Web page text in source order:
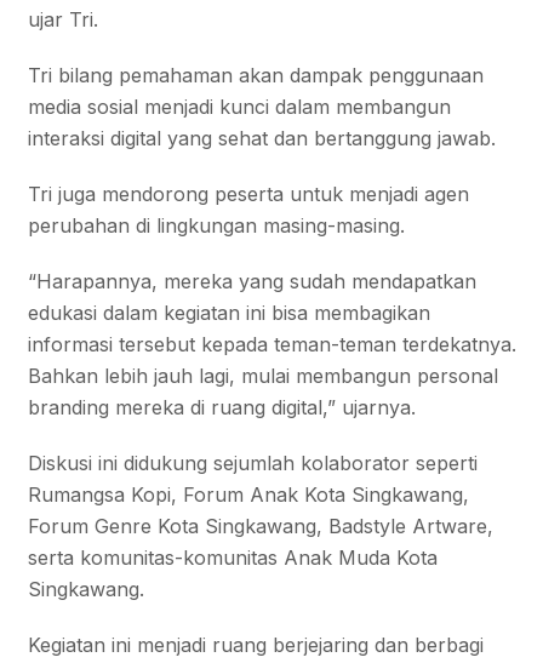
ujar Tri.
Tri bilang pemahaman akan dampak penggunaan
media sosial menjadi kunci dalam membangun
interaksi digital yang sehat dan bertanggung jawab.
Tri juga mendorong peserta untuk menjadi agen
perubahan di lingkungan masing-masing.
“Harapannya, mereka yang sudah mendapatkan
edukasi dalam kegiatan ini bisa membagikan
informasi tersebut kepada teman-teman terdekatnya.
Bahkan lebih jauh lagi, mulai membangun personal
branding mereka di ruang digital,” ujarnya.
Diskusi ini didukung sejumlah kolaborator seperti
Rumangsa Kopi, Forum Anak Kota Singkawang,
Forum Genre Kota Singkawang, Badstyle Artware,
serta komunitas-komunitas Anak Muda Kota
Singkawang.
Kegiatan ini menjadi ruang berjejaring dan berbagi